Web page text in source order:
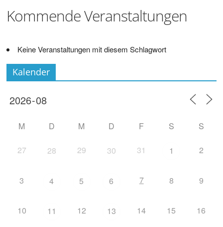
Kommende Veranstaltungen
Keine Veranstaltungen mit diesem Schlagwort
Kalender
M D M D F S S
27 28 29 30 31 1 2
3 4 5 6 7 8 9
10 11 12 13 14 15 16